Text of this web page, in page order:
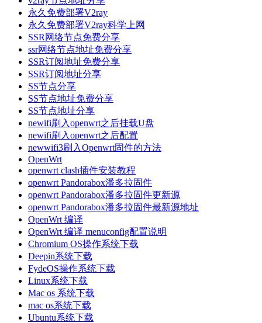
永久免费部署V2ray
永久免费部署V2ray科学上网
SSR网络节点免费分享
ssr网络节点地址免费分享
SSR订阅地址免费分享
SSR订阅地址分享
SS节点分享
SS节点地址免费分享
SS节点地址分享
newifi刷入openwrt之后挂载U盘
newifi刷入openwrt之后配置
newwifi3刷入Openwrt固件的方法
OpenWrt
openwrt clash插件安装教程
openwrt Pandorabox潘多拉固件
openwrt Pandorabox潘多拉固件更新源
openwrt Pandorabox潘多拉固件最新源地址
OpenWrt 编译
OpenWrt 编译 menuconfig配置说明
Chromium OS操作系统下载
Deepin系统下载
FydeOS操作系统下载
Linux系统下载
Mac os 系统下载
mac os系统下载
Ubuntu系统下载